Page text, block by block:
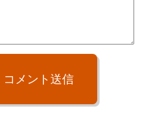
コメント送信